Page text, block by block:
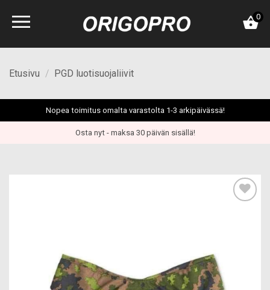
0
Etusivu / PGD luotisuojaliivit
Nopea toimitus omalta varastolta 1-3 arkipäivässä!
Osta nyt - maksa 30 päivän sisällä!